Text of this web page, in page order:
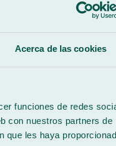
Acerca de las cookies
funciones de redes
con nuestros partners de
que les haya
siempre dependiendo
alrededor de 10 veces
cerca de lo que crees,
en PVB (butiral de
coches hoy en día.
frente a posibles
Así, el gran beneficio es su